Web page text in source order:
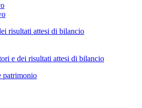
risultati attesi di bilancio
e dei risultati attesi di bilancio
patrimonio